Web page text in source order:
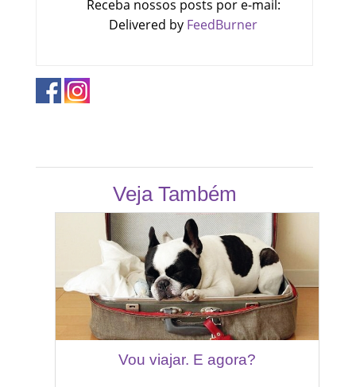
Receba nossos posts por e-mail:
Delivered by FeedBurner
Veja Também
Vou viajar. E agora?